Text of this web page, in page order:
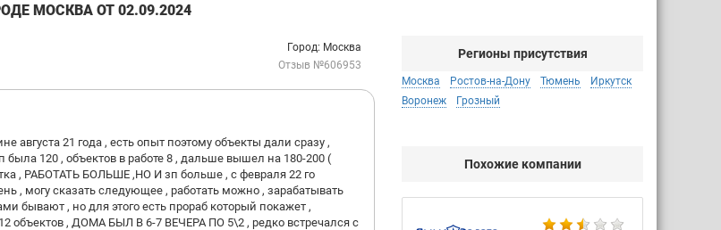
МОСКВА ОТ 02.09.2024
Город: Москва
Отзыв №606953
августа 21 года , есть опыт поэтому объекты дали сразу ,
120 , объектов в работе 8 , дальше вышел на 180-200 (
, РАБОТАТЬ БОЛЬШЕ ,НО И зп больше , с февраля 22 го
, могу сказать следующее , работать можно , зарабатывать
бывают , но для этого есть прораб который покажет ,
объектов , ДОМА БЫЛ В 6-7 ВЕЧЕРА ПО 5\2 , редко встречался с
Регионы присутствия
Москва Ростов-на-Дону Тюмень
Иркутск
Воронеж
Грозный
Похожие компании